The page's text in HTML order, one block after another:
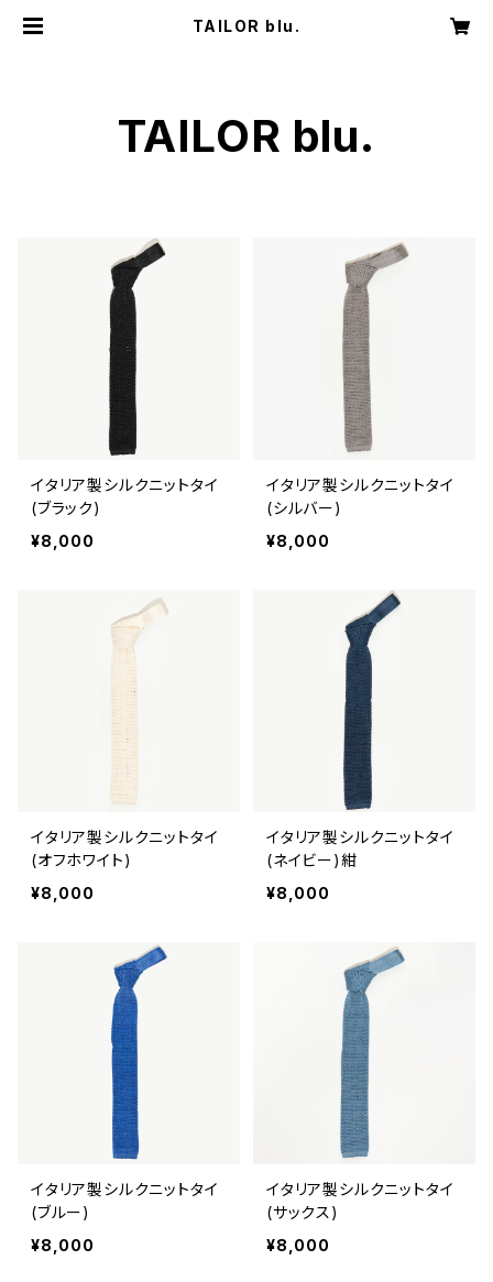
TAILOR blu.
TAILOR blu.
イタリア製シルクニットタイ
(ブラック)
¥8,000
イタリア製シルクニットタイ
(シルバー)
¥8,000
イタリア製シルクニットタイ
(オフホワイト)
¥8,000
イタリア製シルクニットタイ
(ネイビー)紺
¥8,000
イタリア製シルクニットタイ
(ブルー)
¥8,000
イタリア製シルクニットタイ
(サックス)
¥8,000